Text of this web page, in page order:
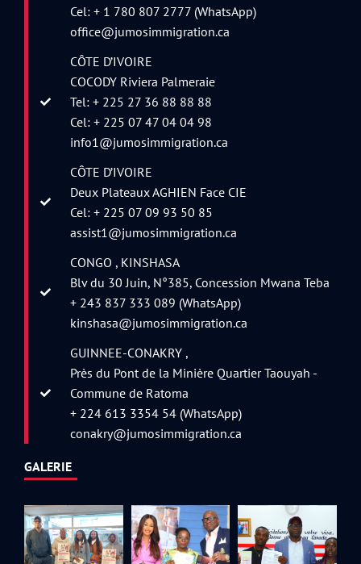
Cel: + 1 780 807 2777 (WhatsApp)
office@jumosimmigration.ca
CÔTE D’IVOIRE
COCODY Riviera Palmeraie
Tel: + 225 27 36 88 88 88
Cel: + 225 07 47 04 04 98
info1@jumosimmigration.ca
CÔTE D’IVOIRE
Deux Plateaux AGHIEN Face CIE
Cel: + 225 07 09 93 50 85
assist1@jumosimmigration.ca
CONGO , KINSHASA
Blv du 30 Juin, N°385, Concession Mwana Teba
+ 243 837 333 089 (WhatsApp)
kinshasa@jumosimmigration.ca
GUINNEE-CONAKRY ,
Près du Pont de la Minière Quartier Taouyah -
Commune de Ratoma
+ 224 613 3354 54 (WhatsApp)
conakry@jumosimmigration.ca
GALERIE